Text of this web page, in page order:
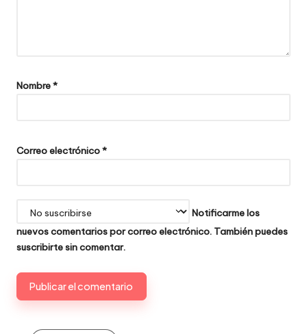
Nombre*
Correo electrónico*
Notificarme los
nuevos comentarios por correo electrónico. También puedes
suscribirtesin comentar.